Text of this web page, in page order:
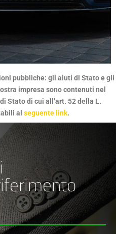
pubbliche: gli aiuti di Stato e gli
impresa sono contenuti nel
Stato di cui all’art. 52 della L.
al seguente link.